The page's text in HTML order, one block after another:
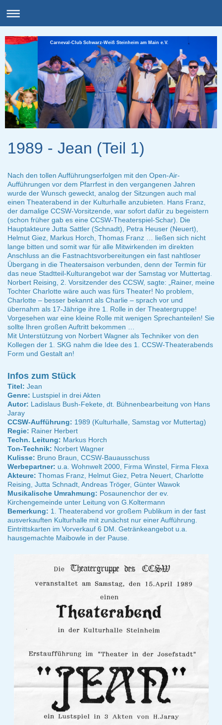
Carneval-Club Schwarz-Weiß Steinheim am Main e.V.
1989 - Jean (Teil 1)
Nach den tollen Aufführungserfolgen mit den Open-Air-
Aufführungen vor dem Pfarrfest in den vergangenen Jahren
wurde der Wunsch geweckt, analog der Sitzungen auch mal
einen Theaterabend in der Kulturhalle anzubieten. Hans Franz,
der damalige CCSW-Vorsitzende, war sofort dafür zu begeistern
(schon früher gab es eine CCSW-Theaterspiel-Schar). Die
Hauptakteure Jutta Sattler (Schnadt), Petra Heuser (Neuert),
Helmut Giez, Markus Horch, Thomas Franz … ließen sich nicht
lange bitten und somit war für alle Mitwirkenden im direkten
Anschluss an die Fastnachtsvorbereitungen ein fast nahtloser
Übergang in die Theatersaison verbunden, denn der Termin für
das neue Stadtteil-Kulturangebot war der Samstag vor Muttertag.
Norbert Reising, 2. Vorsitzender des CCSW, sagte: „Rainer, meine
Tochter Charlotte wäre auch was fürs Theater! No problem,
Charlotte – besser bekannt als Charlie – sprach vor und
übernahm als 17-Jährige ihre 1. Rolle in der Theatergruppe!
Vorgesehen war eine kleine Rolle mit wenigen Sprechanteilen! Sie
sollte Ihren großen Auftritt bekommen …
Mit Unterstützung von Norbert Wagner als Techniker von den
Kollegen der 1. SKG nahm die Idee des 1. CCSW-Theaterabends
Form und Gestalt an!
Infos zum Stück
Titel: Jean
Genre: Lustspiel in drei Akten
Autor: Ladislaus Bush-Fekete, dt. Bühnenbearbeitung von Hans
Jaray
CCSW-Aufführung: 1989 (Kulturhalle, Samstag vor Muttertag)
Regie: Rainer Herbert
Techn. Leitung: Markus Horch
Ton-Technik: Norbert Wagner
Kulisse: Bruno Braun, CCSW-Bauausschuss
Werbepartner: u.a. Wohnwelt 2000, Firma Winstel, Firma Flexa
Akteure: Thomas Franz, Helmut Giez, Petra Neuert, Charlotte
Reising, Jutta Schnadt, Andreas Tröger, Günter Wawok
Musikalische Umrahmung: Posaunenchor der ev.
Kirchengemeinde unter Leitung von G.Koltermann
Bemerkung: 1. Theaterabend vor großem Publikum in der fast
ausverkauften Kulturhalle mit zunächst nur einer Aufführung.
Eintrittskarten im Vorverkauf 6 DM. Getränkeangebot u.a.
hausgemachte Maibowle in der Pause.